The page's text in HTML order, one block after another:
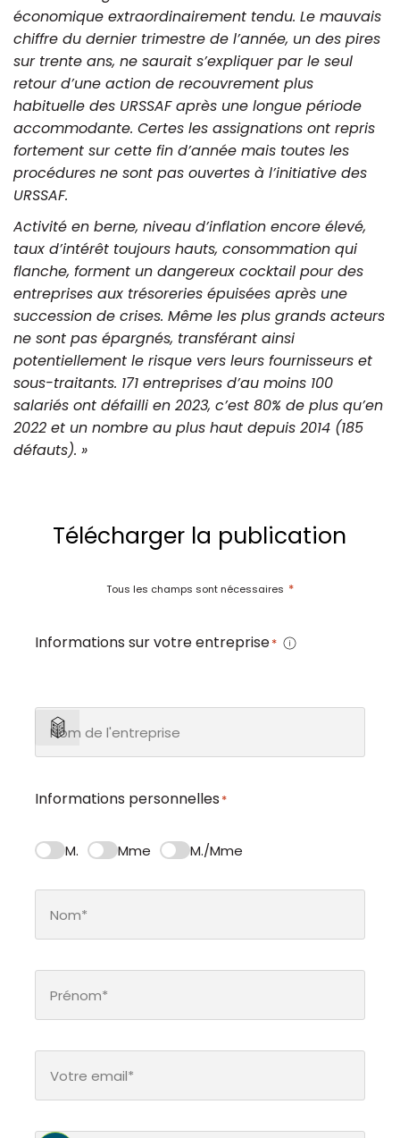
économique extraordinairement tendu. Le mauvais
chiffre du dernier trimestre de l’année, un des pires
sur trente ans, ne saurait s’expliquer par le seul
retour d’une action de recouvrement plus
habituelle des URSSAF après une longue période
accommodante. Certes les assignations ont repris
fortement sur cette fin d’année mais toutes les
procédures ne sont pas ouvertes à l’initiative des
URSSAF.
Activité en berne, niveau d’inflation encore élevé,
taux d’intérêt toujours hauts, consommation qui
flanche, forment un dangereux cocktail pour des
entreprises aux trésoreries épuisées après une
succession de crises. Même les plus grands acteurs
ne sont pas épargnés, transférant ainsi
potentiellement le risque vers leurs fournisseurs et
sous-traitants. 171 entreprises d’au moins 100
salariés ont défailli en 2023, c’est 80% de plus qu’en
2022 et un nombre au plus haut depuis 2014 (185
défauts). »
Télécharger la publication
Tous les champs sont nécessaires *
Informations sur votre entreprise*
Informations personnelles *
M. Mme M./Mme